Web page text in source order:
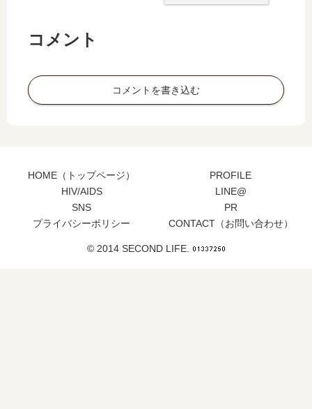
コメント
コメントを書き込む
HOME（トップページ）
PROFILE
HIV/AIDS
LINE@
SNS
PR
プライバシーポリシー
CONTACT（お問い合わせ）
© 2014 SECOND LIFE.